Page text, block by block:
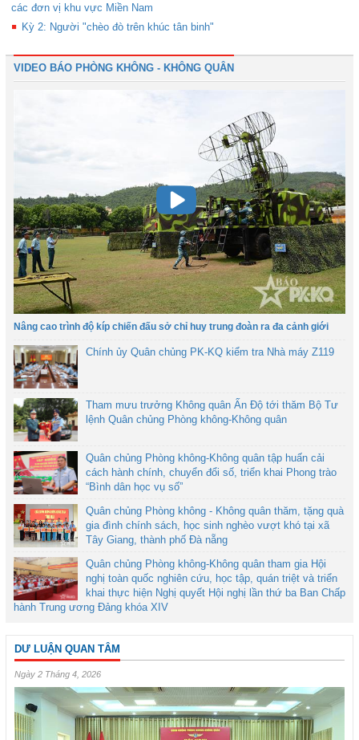
các đơn vị khu vực Miền Nam
Kỳ 2: Người "chèo đò trên khúc tân binh"
VIDEO BÁO PHÒNG KHÔNG - KHÔNG QUÂN
Nâng cao trình độ kíp chiến đấu sở chỉ huy trung đoàn ra đa cảnh giới
Chính ủy Quân chủng PK-KQ kiểm tra Nhà máy Z119
Tham mưu trưởng Không quân Ấn Độ tới thăm Bộ Tư
lệnh Quân chủng Phòng không-Không quân
Quân chủng Phòng không-Không quân tập huấn cải
cách hành chính, chuyển đổi số, triển khai Phong trào
“Bình dân học vụ số”
Quân chủng Phòng không - Không quân thăm, tặng quà
gia đình chính sách, học sinh nghèo vượt khó tại xã
Tây Giang, thành phố Đà nẵng
Quân chủng Phòng không-Không quân tham gia Hội
nghị toàn quốc nghiên cứu, học tập, quán triệt và triển
khai thực hiện Nghị quyết Hội nghị lần thứ ba Ban Chấp
hành Trung ương Đảng khóa XIV
DƯ LUẬN QUAN TÂM
Ngày 2 Tháng 4, 2026